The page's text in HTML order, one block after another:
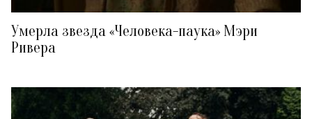
Умерла звезда «Человека-паука» Мэри
Ривера